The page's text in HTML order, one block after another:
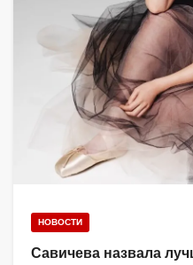
НОВОСТИ
Савичева назвала